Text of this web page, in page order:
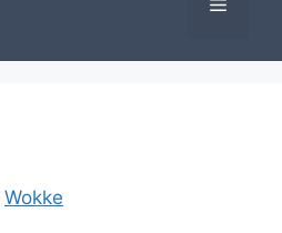
Wokke